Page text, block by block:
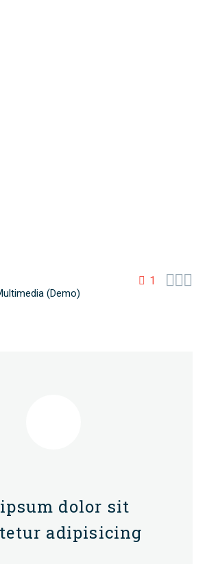
1 
(Demo)
dolor sit
adipisicing